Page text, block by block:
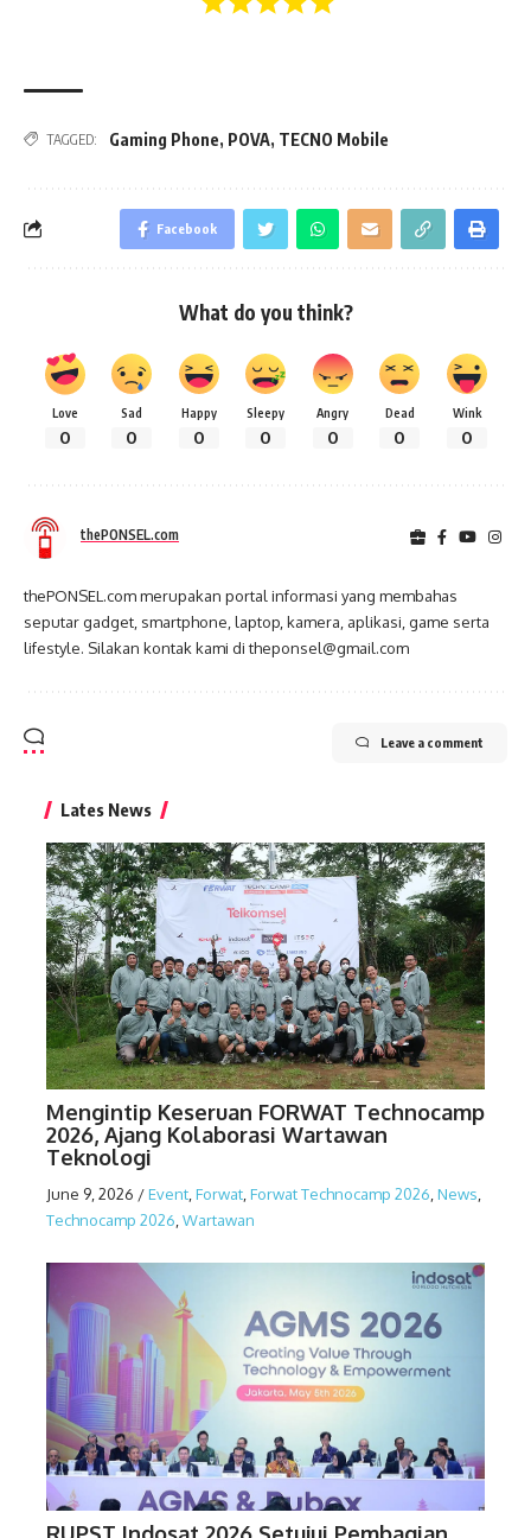
TAGGED: Gaming Phone, POVA, TECNO Mobile
Facebook
What do you think?
Love
0
Sad
0
Happy
0
Sleepy
0
Angry
0
Dead
0
Wink
0
thePONSEL.com
thePONSEL.com merupakan portal informasi yang membahas
seputar gadget, smartphone, laptop, kamera, aplikasi, game serta
lifestyle. Silakan kontak kami di theponsel@gmail.com
Leave a comment
Lates News
Mengintip Keseruan FORWAT Technocamp
2026, Ajang Kolaborasi Wartawan
Teknologi
June 9, 2026 /Event,Forwat,Forwat Technocamp 2026,News,
Technocamp 2026,Wartawan